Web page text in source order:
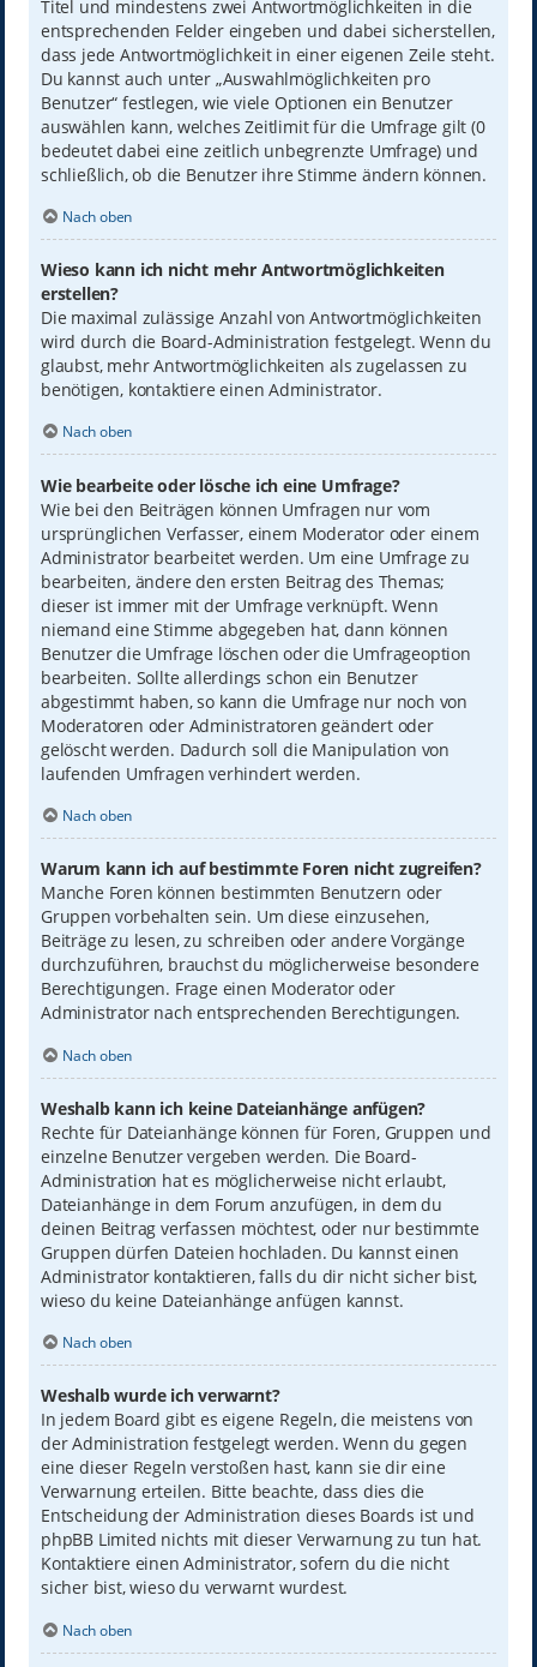
Titel und mindestens zwei Antwortmöglichkeiten in die
entsprechenden Felder eingeben und dabei sicherstellen,
dass jede Antwortmöglichkeit in einer eigenen Zeile steht.
Du kannst auch unter „Auswahlmöglichkeiten pro
Benutzer“ festlegen, wie viele Optionen ein Benutzer
auswählen kann, welches Zeitlimit für die Umfrage gilt (0
bedeutet dabei eine zeitlich unbegrenzte Umfrage) und
schließlich, ob die Benutzer ihre Stimme ändern können.
Nach oben
Wieso kann ich nicht mehr Antwortmöglichkeiten
erstellen?
Die maximal zulässige Anzahl von Antwortmöglichkeiten
wird durch die Board-Administration festgelegt. Wenn du
glaubst, mehr Antwortmöglichkeiten als zugelassen zu
benötigen, kontaktiere einen Administrator.
Nach oben
Wie bearbeite oder lösche ich eine Umfrage?
Wie bei den Beiträgen können Umfragen nur vom
ursprünglichen Verfasser, einem Moderator oder einem
Administrator bearbeitet werden. Um eine Umfrage zu
bearbeiten, ändere den ersten Beitrag des Themas;
dieser ist immer mit der Umfrage verknüpft. Wenn
niemand eine Stimme abgegeben hat, dann können
Benutzer die Umfrage löschen oder die Umfrageoption
bearbeiten. Sollte allerdings schon ein Benutzer
abgestimmt haben, so kann die Umfrage nur noch von
Moderatoren oder Administratoren geändert oder
gelöscht werden. Dadurch soll die Manipulation von
laufenden Umfragen verhindert werden.
Nach oben
Warum kann ich auf bestimmte Foren nicht zugreifen?
Manche Foren können bestimmten Benutzern oder
Gruppen vorbehalten sein. Um diese einzusehen,
Beiträge zu lesen, zu schreiben oder andere Vorgänge
durchzuführen, brauchst du möglicherweise besondere
Berechtigungen. Frage einen Moderator oder
Administrator nach entsprechenden Berechtigungen.
Nach oben
Weshalb kann ich keine Dateianhänge anfügen?
Rechte für Dateianhänge können für Foren, Gruppen und
einzelne Benutzer vergeben werden. Die Board-
Administration hat es möglicherweise nicht erlaubt,
Dateianhänge in dem Forum anzufügen, in dem du
deinen Beitrag verfassen möchtest, oder nur bestimmte
Gruppen dürfen Dateien hochladen. Du kannst einen
Administrator kontaktieren, falls du dir nicht sicher bist,
wieso du keine Dateianhänge anfügen kannst.
Nach oben
Weshalb wurde ich verwarnt?
In jedem Board gibt es eigene Regeln, die meistens von
der Administration festgelegt werden. Wenn du gegen
eine dieser Regeln verstoßen hast, kann sie dir eine
Verwarnung erteilen. Bitte beachte, dass dies die
Entscheidung der Administration dieses Boards ist und
phpBB Limited nichts mit dieser Verwarnung zu tun hat.
Kontaktiere einen Administrator, sofern du die nicht
sicher bist, wieso du verwarnt wurdest.
Nach oben